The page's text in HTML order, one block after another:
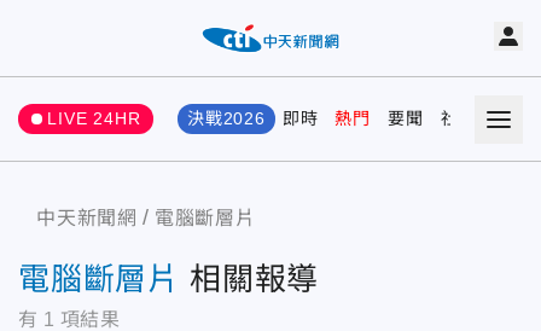
LIVE 24HR 決戰2026 即時 熱門 要聞 社會 娛樂
中天新聞網 電腦斷層片
電腦斷層片 相關報導
有 1 項結果